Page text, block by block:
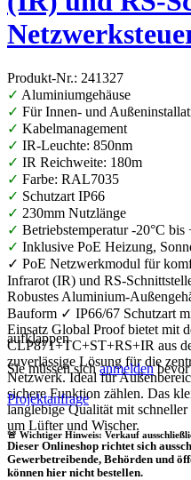
Produkt-Nr.: 241327
✓ Aluminiumgehäuse
✓ Für Innen- und
✓ Kabelmanagement
✓ IR-Leuchte: 850nm
✓ IR Reichweite: 180m
✓ Farbe: RAL7035
✓ Schutzart IP66
✓ 230mm Nutzlänge
✓ Betriebstemperatur -20°C bis
✓ Inklusive PoE Heizung,
✓ PoE Netzwerkmodul für
Infrarot (IR) und RS-
Robustes Aluminium-
Bauform ✓ IP66/67 Schutzart
Einsatz Global Proof bietet mit
CLP871+TC+ST+RS+IR aus
zuverlässige Lösung für die
Netzwerk. Ideal für
sichere Funktion zählen. Das
langlebige Qualität mit
um Lüfter und Wischer.
aufklappen
Sie müssen sichanmeldenbevor
Projektanfrage
🚨 Wichtiger Hinweis: Verkauf
Dieser Onlineshop richtet sich
Gewerbetreibende, Behörden und
können hier nicht bestellen.